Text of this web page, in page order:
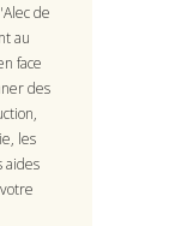
de
au
face
des
les
aides